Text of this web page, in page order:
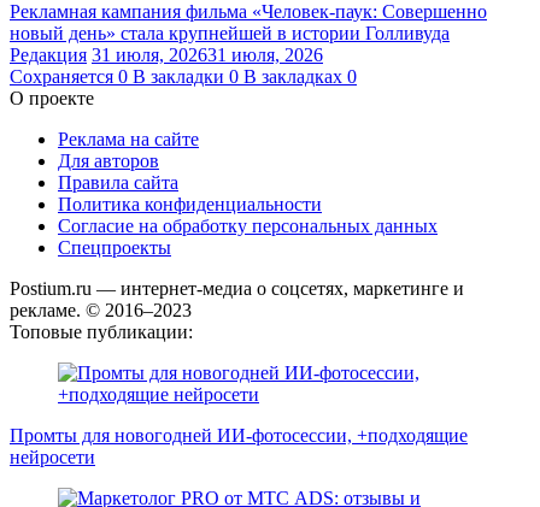
Рекламная кампания фильма «Человек-паук: Совершенно
новый день» стала крупнейшей в истории Голливуда
Редакция 31 июля, 202631 июля, 2026
Сохраняется 0 В закладки 0 В закладках 0
О проекте
Реклама на сайте
Для авторов
Правила сайта
Политика конфиденциальности
Согласие на обработку персональных данных
Спецпроекты
Postium.ru — интернет-медиа о соцсетях, маркетинге и
рекламе. © 2016–2023
Топовые публикации:
Промты для новогодней ИИ-фотосессии, +подходящие
нейросети